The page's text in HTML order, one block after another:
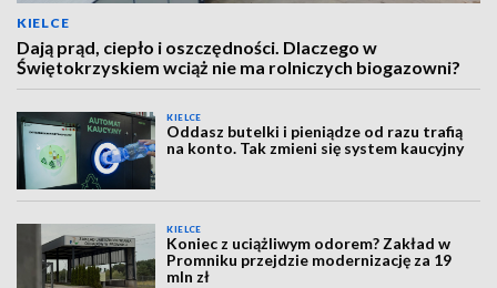
KIELCE
Dają prąd, ciepło i oszczędności. Dlaczego w
Świętokrzyskiem wciąż nie ma rolniczych biogazowni?
KIELCE
Oddasz butelki i pieniądze od razu trafią
na konto. Tak zmieni się system kaucyjny
KIELCE
Koniec z uciążliwym odorem? Zakład w
Promniku przejdzie modernizację za 19
mln zł